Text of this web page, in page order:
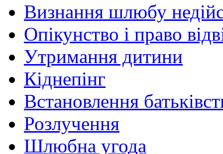
Визнання шлюбу
Опікунство і право
Утримання дитини
Кіднепінг
Встановлення
Розлучення
Шлюбна угода